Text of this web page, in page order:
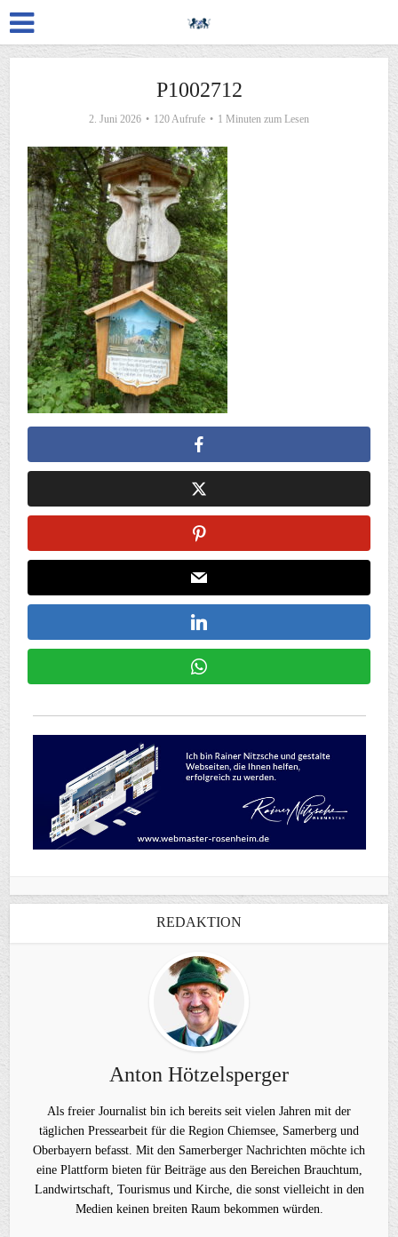
P1002712
2. Juni 2026 120 Aufrufe 1 Minuten zum Lesen
REDAKTION
Anton Hötzelsperger
Als freier Journalist bin ich bereits seit vielen Jahren mit der
täglichen Pressearbeit für die Region Chiemsee, Samerberg und
Oberbayern befasst. Mit den Samerberger Nachrichten möchte ich
eine Plattform bieten für Beiträge aus den Bereichen Brauchtum,
Landwirtschaft, Tourismus und Kirche, die sonst vielleicht in den
Medien keinen breiten Raum bekommen würden.